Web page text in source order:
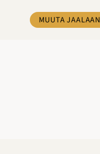
MUUTA JAALAAN